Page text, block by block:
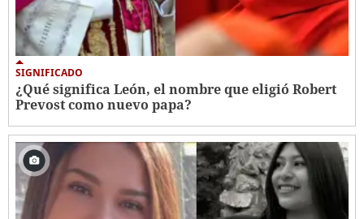
SIGNIFICADO
¿Qué significa León, el nombre que eligió Robert
Prevost como nuevo papa?